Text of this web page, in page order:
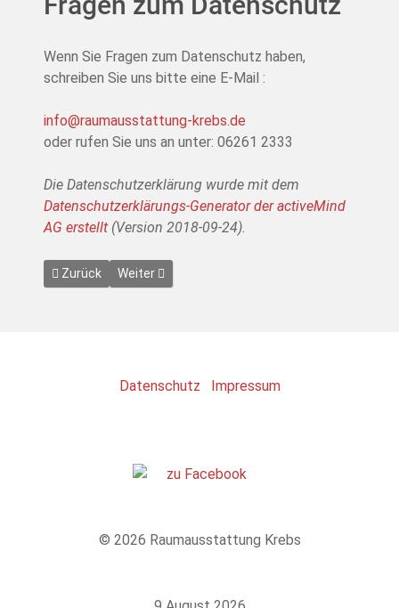
Wenn Sie Fragen zum Datenschutz haben,
schreiben Sie uns bitte eine E-Mail :
info@raumausstattung-krebs.de
oder rufen Sie uns an unter: 06261 2333
Die Datenschutzerklärung wurde mit dem
Datenschutzerklärungs-Generator der activeMind
AG erstellt (Version 2018-09-24).
Previous article: Impressum
Zurück Next article: Leistungen
Weiter
Datenschutz Impressum
© 2026 Raumausstattung Krebs